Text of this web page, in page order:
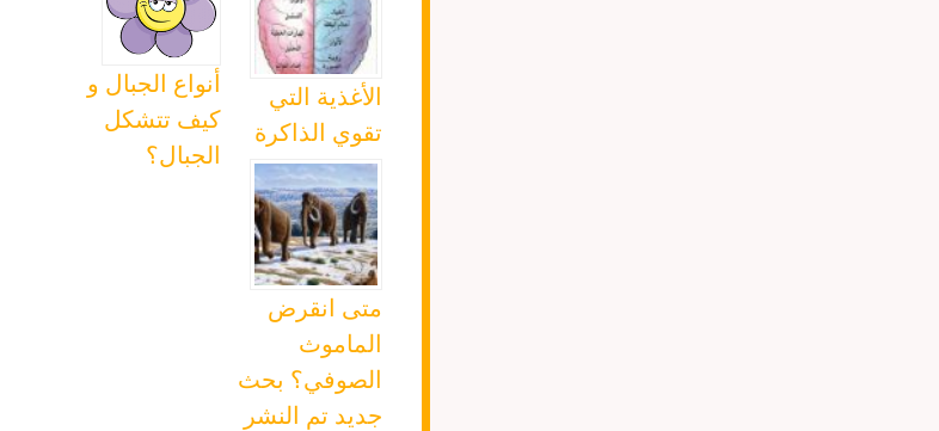
أنواع الجبال و
كيف تتشكل
الجبال؟
الأغذية التي
تقوي الذاكرة
متى انقرض
الماموث
الصوفي؟ بحث
جديد تم النشر